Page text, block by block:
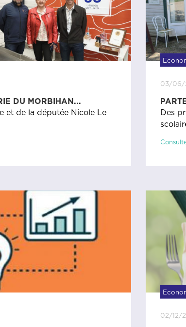
DU MORBIHAN...
et de la députée Nicole Le
03/06/
Des
02/12/